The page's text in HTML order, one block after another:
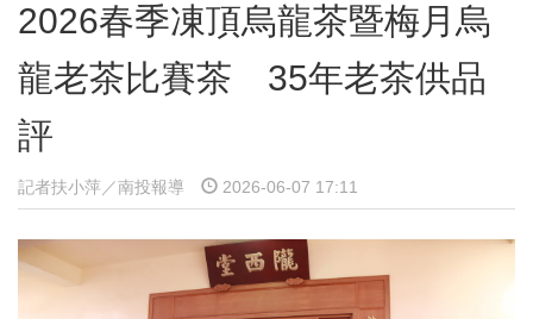
2026春季凍頂烏龍茶暨梅月烏
龍老茶比賽茶 35年老茶供品
評
記者扶小萍／南投報導 2026-06-07 17:11